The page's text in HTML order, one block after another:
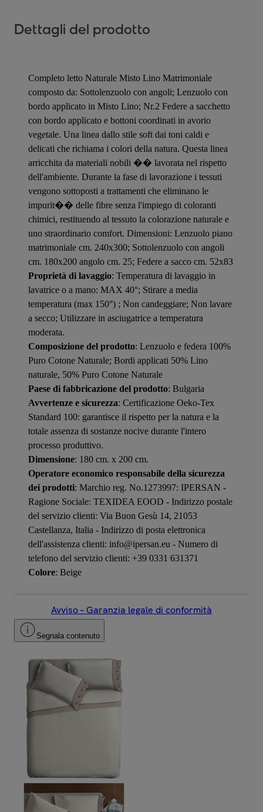
Dettagli del prodotto
Completo letto Naturale Misto Lino Matrimoniale
composto da: Sottolenzuolo con angoli; Lenzuolo con
bordo applicato in Misto Lino; Nr.2 Federe a sacchetto
con bordo applicato e bottoni coordinati in avorio
vegetale. Una linea dallo stile soft dai toni caldi e
delicati che richiama i colori della natura. Questa linea
arricchita da materiali nobili �� lavorata nel rispetto
dell'ambiente. Durante la fase di lavorazione i tessuti
vengono sottoposti a trattamenti che eliminano le
impurit�� delle fibre senza l'impiego di coloranti
chimici, restituendo al tessuto la colorazione naturale e
uno straordinario comfort. Dimensioni: Lenzuolo piano
matrimoniale cm. 240x300; Sottolenzuolo con angoli
cm. 180x200 angolo cm. 25; Federe a sacco cm. 52x83
Proprietà di lavaggio: Temperatura di lavaggio in
lavatrice o a mano: MAX 40°; Stirare a media
temperatura (max 150°) ; Non candeggiare; Non lavare
a secco; Utilizzare in asciugatrice a temperatura
moderata.
Composizione del prodotto: Lenzuolo e federa 100%
Puro Cotone Naturale; Bordi applicati 50% Lino
naturale, 50% Puro Cotone Naturale
Paese di fabbricazione del prodotto: Bulgaria
Avvertenze e sicurezza: Certificazione Oeko-Tex
Standard 100: garantisce il rispetto per la natura e la
totale assenza di sostanze nocive durante l'intero
processo produttivo.
Dimensione: 180 cm. x 200 cm.
Operatore economico responsabile della sicurezza
dei prodotti: Marchio reg. No.1273997: IPERSAN -
Ragione Sociale: TEXIDEA EOOD - Indirizzo postale
del servizio clienti: Via Buon Gesù 14, 21053
Castellanza, Italia - Indirizzo di posta elettronica
dell'assistenza clienti: info@ipersan.eu - Numero di
telefono del servizio clienti: +39 0331 631371
Colore: Beige
Avviso – Garanzia legale di conformità
Segnala contenuto